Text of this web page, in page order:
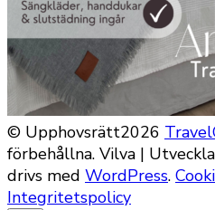
© Upphovsrätt2026
förbehållna. Vilva |
drivs med WordPress.
Integritetspolicy